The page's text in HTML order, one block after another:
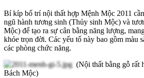
Bí kíp bố trí nội thất hợp Mệnh Mộc 2011
ngũ hành tương sinh (Thủy sinh Mộc) và
Mộc) để tạo ra sự cân bằng năng lượng,
khỏe trọn đời. Các yếu tố này bao gồm màu
các phòng chức năng.
(Nội thất bằng gỗ rất
Bách Mộc)